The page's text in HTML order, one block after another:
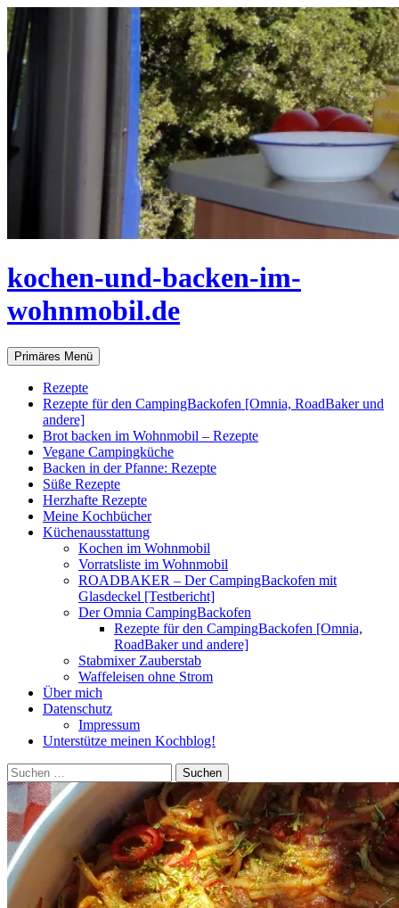
Zum
Inhalt
springen
kochen-und-backen-im-
wohnmobil.de
Suchen
Primäres Menü
Rezepte
Rezepte für den CampingBackofen [Omnia, RoadBaker und
andere]
Brot backen im Wohnmobil – Rezepte
Vegane Campingküche
Backen in der Pfanne: Rezepte
Süße Rezepte
Herzhafte Rezepte
Meine Kochbücher
Küchenausstattung
Kochen im Wohnmobil
Vorratsliste im Wohnmobil
ROADBAKER – Der CampingBackofen mit
Glasdeckel [Testbericht]
Der Omnia CampingBackofen
Rezepte für den CampingBackofen [Omnia,
RoadBaker und andere]
Stabmixer Zauberstab
Waffeleisen ohne Strom
Über mich
Datenschutz
Impressum
Unterstütze meinen Kochblog!
Suchen
nach: